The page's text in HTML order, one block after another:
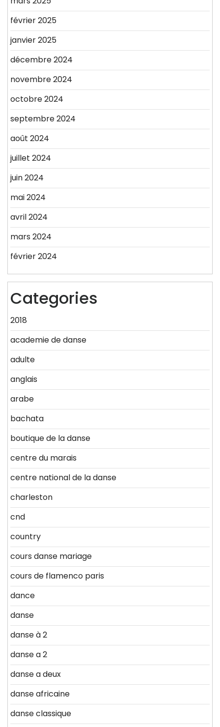
février 2025
janvier 2025
décembre 2024
novembre 2024
octobre 2024
septembre 2024
août 2024
juillet 2024
juin 2024
mai 2024
avril 2024
mars 2024
février 2024
Categories
2018
academie de danse
adulte
anglais
arabe
bachata
boutique de la danse
centre du marais
centre national de la danse
charleston
cnd
country
cours danse mariage
cours de flamenco paris
dance
danse
danse à 2
danse a 2
danse a deux
danse africaine
danse classique